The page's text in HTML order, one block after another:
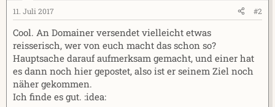
11. Juli 2017 #2
Cool. An Domainer versendet vielleicht etwas
reisserisch, wer von euch macht das schon so?
Hauptsache darauf aufmerksam gemacht, und einer hat
es dann noch hier gepostet, also ist er seinem Ziel noch
näher gekommen.
Ich finde es gut. :idea: